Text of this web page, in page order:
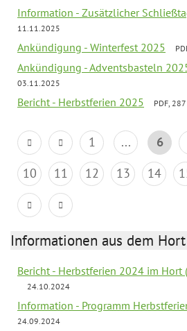
Information - Zusätzlicher
11.11.2025
Ankündigung - Winterfest 2025
Ankündigung - Adventsbasteln
03.11.2025
Bericht - Herbstferien 2025 PDF,
1 ... 6
10
11 12 13 14
Informationen aus dem
Bericht - Herbstferien 2024 im Hort
24.10.2024
Information - Programm
24.09.2024